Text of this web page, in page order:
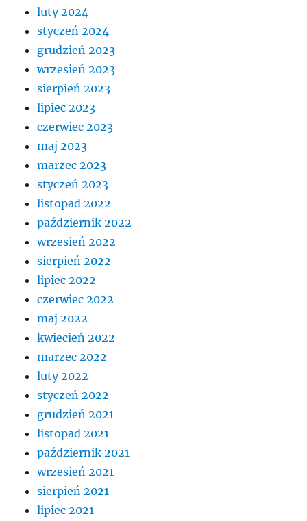
luty 2024
styczeń 2024
grudzień 2023
wrzesień 2023
sierpień 2023
lipiec 2023
czerwiec 2023
maj 2023
marzec 2023
styczeń 2023
listopad 2022
październik 2022
wrzesień 2022
sierpień 2022
lipiec 2022
czerwiec 2022
maj 2022
kwiecień 2022
marzec 2022
luty 2022
styczeń 2022
grudzień 2021
listopad 2021
październik 2021
wrzesień 2021
sierpień 2021
lipiec 2021